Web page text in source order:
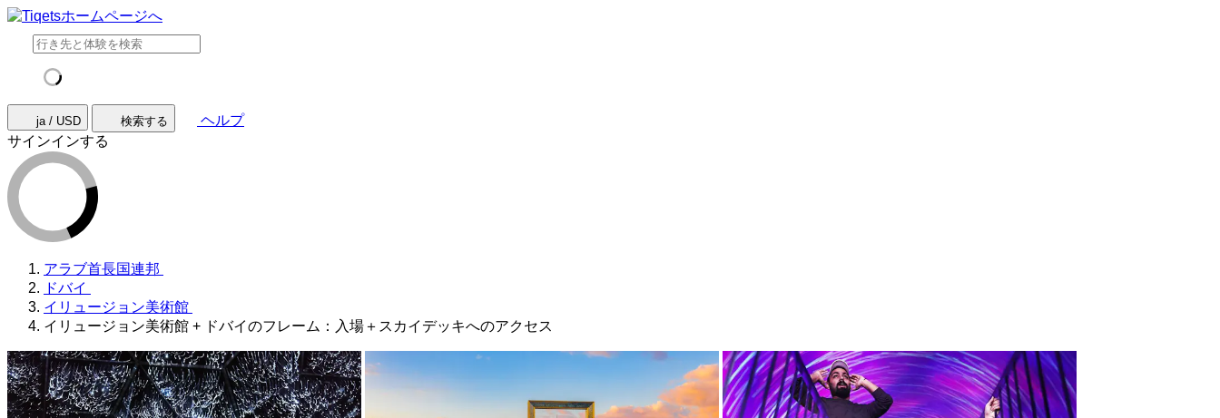
ja / USD 検索する
ヘルプ
サインインする
アラブ首長国連邦
ドバイ
イリュージョン美術館
イリュージョン美術館 + ドバイのフレーム：入場＋スカイデッキへのアクセス